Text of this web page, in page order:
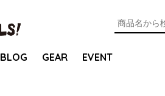
BLOG GEAR EVENT